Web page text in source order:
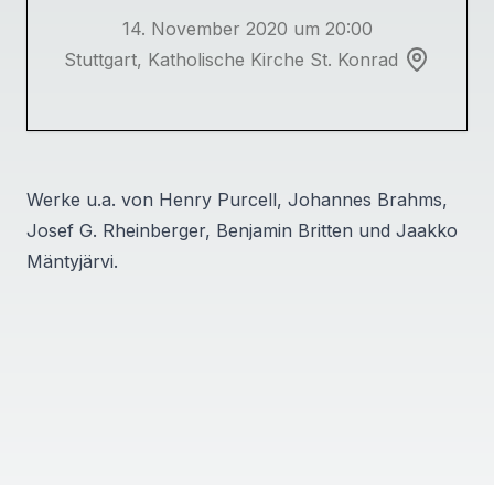
14. November 2020 um 20:00
Stuttgart, Katholische Kirche St. Konrad
Werke u.a. von Henry Purcell, Johannes Brahms,
Josef G. Rheinberger, Benjamin Britten und Jaakko
Mäntyjärvi.